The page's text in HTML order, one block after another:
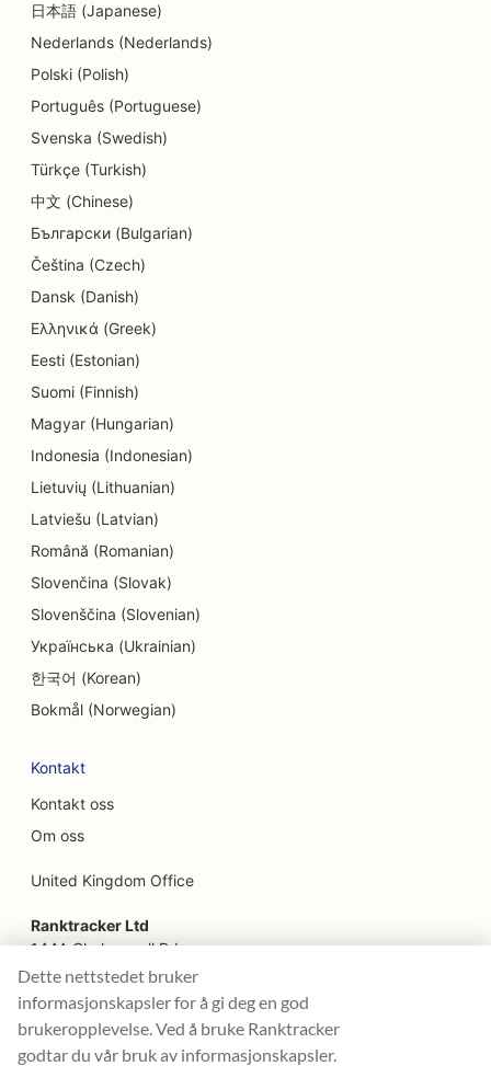
SEO for spisesteder
SEO for detaljbutikker
SEO for smultringbutikker
SEO for utdannings- og barnehagetjenester
SEO for renserier
SEO for elektronikkbutikker
SEO for endodontister
SEO for ingeniørfirmaer
EO for etniske restauranter
SEO for rømningsrom
SEO for ansiktsløftningstjenester
SEO for gård-til-bord-restauranter
SEO for finansplanleggere
SEO for finansielle tjenester
SEO for fine restauranter
SEO for blomsterhandlere
SEO for serveringssteder
SEO for foodtrucks
SEO for franske konditorier
日本語 (Japanese)
Nederlands (Nederlands)
Polski (Polish)
Português (Portuguese)
Svenska (Swedish)
Türkçe (Turkish)
中文 (Chinese)
Български (Bulgarian)
Čeština (Czech)
Dansk (Danish)
Ελληνικά (Greek)
Eesti (Estonian)
Suomi (Finnish)
Magyar (Hungarian)
Indonesia (Indonesian)
Lietuvių (Lithuanian)
Latviešu (Latvian)
Română (Romanian)
Slovenčina (Slovak)
Slovenščina (Slovenian)
Українська (Ukrainian)
한국어 (Korean)
Bokmål (Norwegian)
Kontakt
Kontakt oss
Om oss
United Kingdom Office
Ranktracker Ltd
144A Clerkenwell Rd
London, EC1R 5DF
Company No: 08820809
felix@ranktracker.com
Dette nettstedet bruker
informasjonskapsler for å gi deg en god
brukeropplevelse. Ved å bruke Ranktracker
godtar du vår bruk av informasjonskapsler.